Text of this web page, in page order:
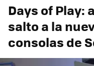
Days of Play:
salto a la
consolas de